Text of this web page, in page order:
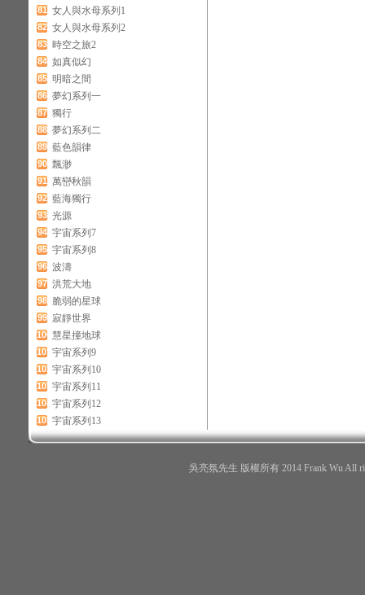
81 女人與水母系列1
82 女人與水母系列2
83 時空之旅2
84 如真似幻
85 明暗之間
86 夢幻系列一
87 獨行
88 夢幻系列二
89 藍色韻律
90 飄渺
91 萬巒秋韻
92 藍海獨行
93 光源
94 宇宙系列7
95 宇宙系列8
96 波濤
97 洪荒大地
98 脆弱的星球
99 寂靜世界
100 慧星撞地球
101 宇宙系列9
102 宇宙系列10
103 宇宙系列11
104 宇宙系列12
105 宇宙系列13
吳亮氛先生 版權所有 2014 Frank Wu All